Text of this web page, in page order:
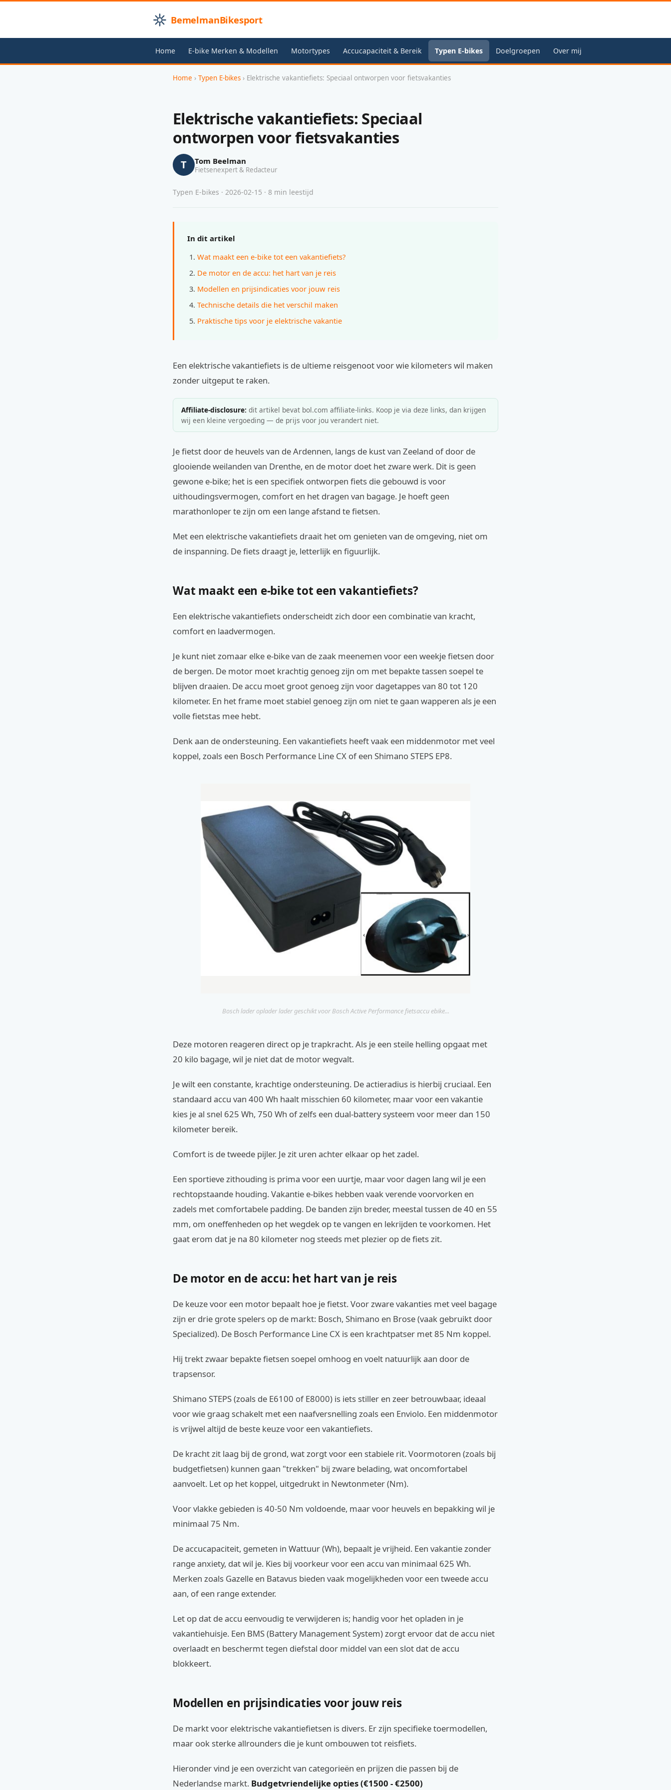
BemelmanBikesport
Home E-bike Merken & Modellen Motortypes Accucapaciteit & Bereik Typen E-bikes Doelgroepen Over mij
Home › Typen E-bikes › Elektrische vakantiefiets: Speciaal ontworpen voor fietsvakanties
Elektrische vakantiefiets: Speciaal
ontworpen voor fietsvakanties
T Tom Beelman
Fietsenexpert & Redacteur
Typen E-bikes · 2026-02-15 · 8 min leestijd
In dit artikel
Wat maakt een e-bike tot een vakantiefiets?
De motor en de accu: het hart van je reis
Modellen en prijsindicaties voor jouw reis
Technische details die het verschil maken
Praktische tips voor je elektrische vakantie
Een elektrische vakantiefiets is de ultieme reisgenoot voor wie kilometers wil maken
zonder uitgeput te raken.
Affiliate-disclosure: dit artikel bevat bol.com affiliate-links. Koop je via deze links, dan krijgen
wij een kleine vergoeding — de prijs voor jou verandert niet.
Je fietst door de heuvels van de Ardennen, langs de kust van Zeeland of door de
glooiende weilanden van Drenthe, en de motor doet het zware werk. Dit is geen
gewone e-bike; het is een specifiek ontworpen fiets die gebouwd is voor
uithoudingsvermogen, comfort en het dragen van bagage. Je hoeft geen
marathonloper te zijn om een lange afstand te fietsen.
Met een elektrische vakantiefiets draait het om genieten van de omgeving, niet om
de inspanning. De fiets draagt je, letterlijk en figuurlijk.
Wat maakt een e-bike tot een vakantiefiets?
Een elektrische vakantiefiets onderscheidt zich door een combinatie van kracht,
comfort en laadvermogen.
Je kunt niet zomaar elke e-bike van de zaak meenemen voor een weekje fietsen door
de bergen. De motor moet krachtig genoeg zijn om met bepakte tassen soepel te
blijven draaien. De accu moet groot genoeg zijn voor dagetappes van 80 tot 120
kilometer. En het frame moet stabiel genoeg zijn om niet te gaan wapperen als je een
volle fietstas mee hebt.
Denk aan de ondersteuning. Een vakantiefiets heeft vaak een middenmotor met veel
koppel, zoals een Bosch Performance Line CX of een Shimano STEPS EP8.
Bosch lader oplader lader geschikt voor Bosch Active Performance fietsaccu ebike...
Deze motoren reageren direct op je trapkracht. Als je een steile helling opgaat met
20 kilo bagage, wil je niet dat de motor wegvalt.
Je wilt een constante, krachtige ondersteuning. De actieradius is hierbij cruciaal. Een
standaard accu van 400 Wh haalt misschien 60 kilometer, maar voor een vakantie
kies je al snel 625 Wh, 750 Wh of zelfs een dual-battery systeem voor meer dan 150
kilometer bereik.
Comfort is de tweede pijler. Je zit uren achter elkaar op het zadel.
Een sportieve zithouding is prima voor een uurtje, maar voor dagen lang wil je een
rechtopstaande houding. Vakantie e-bikes hebben vaak verende voorvorken en
zadels met comfortabele padding. De banden zijn breder, meestal tussen de 40 en 55
mm, om oneffenheden op het wegdek op te vangen en lekrijden te voorkomen. Het
gaat erom dat je na 80 kilometer nog steeds met plezier op de fiets zit.
De motor en de accu: het hart van je reis
De keuze voor een motor bepaalt hoe je fietst. Voor zware vakanties met veel bagage
zijn er drie grote spelers op de markt: Bosch, Shimano en Brose (vaak gebruikt door
Specialized). De Bosch Performance Line CX is een krachtpatser met 85 Nm koppel.
Hij trekt zwaar bepakte fietsen soepel omhoog en voelt natuurlijk aan door de
trapsensor.
Shimano STEPS (zoals de E6100 of E8000) is iets stiller en zeer betrouwbaar, ideaal
voor wie graag schakelt met een naafversnelling zoals een Enviolo. Een middenmotor
is vrijwel altijd de beste keuze voor een vakantiefiets.
De kracht zit laag bij de grond, wat zorgt voor een stabiele rit. Voormotoren (zoals bij
budgetfietsen) kunnen gaan "trekken" bij zware belading, wat oncomfortabel
aanvoelt. Let op het koppel, uitgedrukt in Newtonmeter (Nm).
Voor vlakke gebieden is 40-50 Nm voldoende, maar voor heuvels en bepakking wil je
minimaal 75 Nm.
De accucapaciteit, gemeten in Wattuur (Wh), bepaalt je vrijheid. Een vakantie zonder
range anxiety, dat wil je. Kies bij voorkeur voor een accu van minimaal 625 Wh.
Merken zoals Gazelle en Batavus bieden vaak mogelijkheden voor een tweede accu
aan, of een range extender.
Let op dat de accu eenvoudig te verwijderen is; handig voor het opladen in je
vakantiehuisje. Een BMS (Battery Management System) zorgt ervoor dat de accu niet
overlaadt en beschermt tegen diefstal door middel van een slot dat de accu
blokkeert.
Modellen en prijsindicaties voor jouw reis
De markt voor elektrische vakantiefietsen is divers. Er zijn specifieke toermodellen,
maar ook sterke allrounders die je kunt ombouwen tot reisfiets.
Hieronder vind je een overzicht van categorieën en prijzen die passen bij de
Nederlandse markt. Budgetvriendelijke opties (€1500 - €2500)